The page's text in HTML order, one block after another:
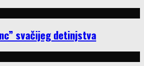
svačijeg detinjstva